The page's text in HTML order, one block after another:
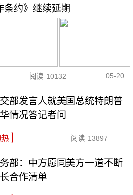
条约》继续延期
阅读 10132 05-20
部发言人就美国总统特朗普
情况答记者问
热 阅读 13897
部：中方愿同美方一道不断
合作清单